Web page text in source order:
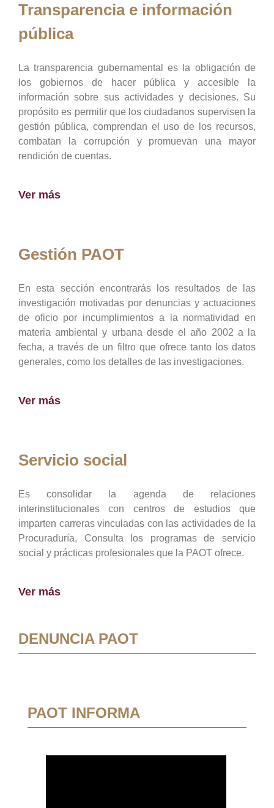
Transparencia e información
pública
La transparencia gubernamental es la obligación de
los gobiernos de hacer pública y accesible la
información sobre sus actividades y decisiones. Su
propósito es permitir que los ciudadanos supervisen la
gestión pública, comprendan el uso de los recursos,
combatan la corrupción y promuevan una mayor
rendición de cuentas.
Ver más
Gestión PAOT
En esta sección encontrarás los resultados de las
investigación motivadas por denuncias y actuaciones
de oficio por incumplimientos a la normatividad en
materia ambiental y urbana desde el año 2002 a la
fecha, a través de un filtro que ofrece tanto los datos
generales, como los detalles de las investigaciones.
Ver más
Servicio social
Es consolidar la agenda de relaciones
interinstitucionales con centros de estudios que
imparten carreras vinculadas con las actividades de la
Procuraduría, Consulta los programas de servicio
social y prácticas profesionales que la PAOT ofrece.
Ver más
DENUNCIA PAOT
PAOT INFORMA